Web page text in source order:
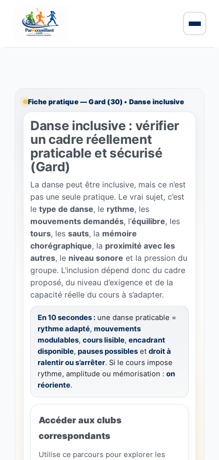
Fiche pratique — Gard (30) • Danse inclusive
Danse inclusive : vérifier
un cadre réellement
praticable et sécurisé
(Gard)
La danse peut être inclusive, mais ce n’est
pas une seule pratique. Le vrai sujet, c’est
le type de danse, le rythme, les
mouvements demandés, l’équilibre, les
tours, les sauts, la mémoire
chorégraphique, la proximité avec les
autres, le niveau sonore et la pression du
groupe. L’inclusion dépend donc du cadre
proposé, du niveau d’exigence et de la
capacité réelle du cours à s’adapter.
En 10 secondes : une danse praticable =
rythme adapté, mouvements
modulables, cours lisible, encadrant
disponible, pauses possibles et droit à
ralentir ou s’arrêter. Si le cours impose
rythme, amplitude ou mémorisation : on
réoriente.
Accéder aux clubs
correspondants
Utilise ce parcours pour explorer les